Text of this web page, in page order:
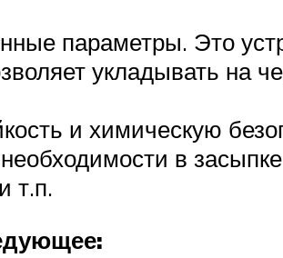
параметры. Это
укладывать на
и химическую
в
т.п.